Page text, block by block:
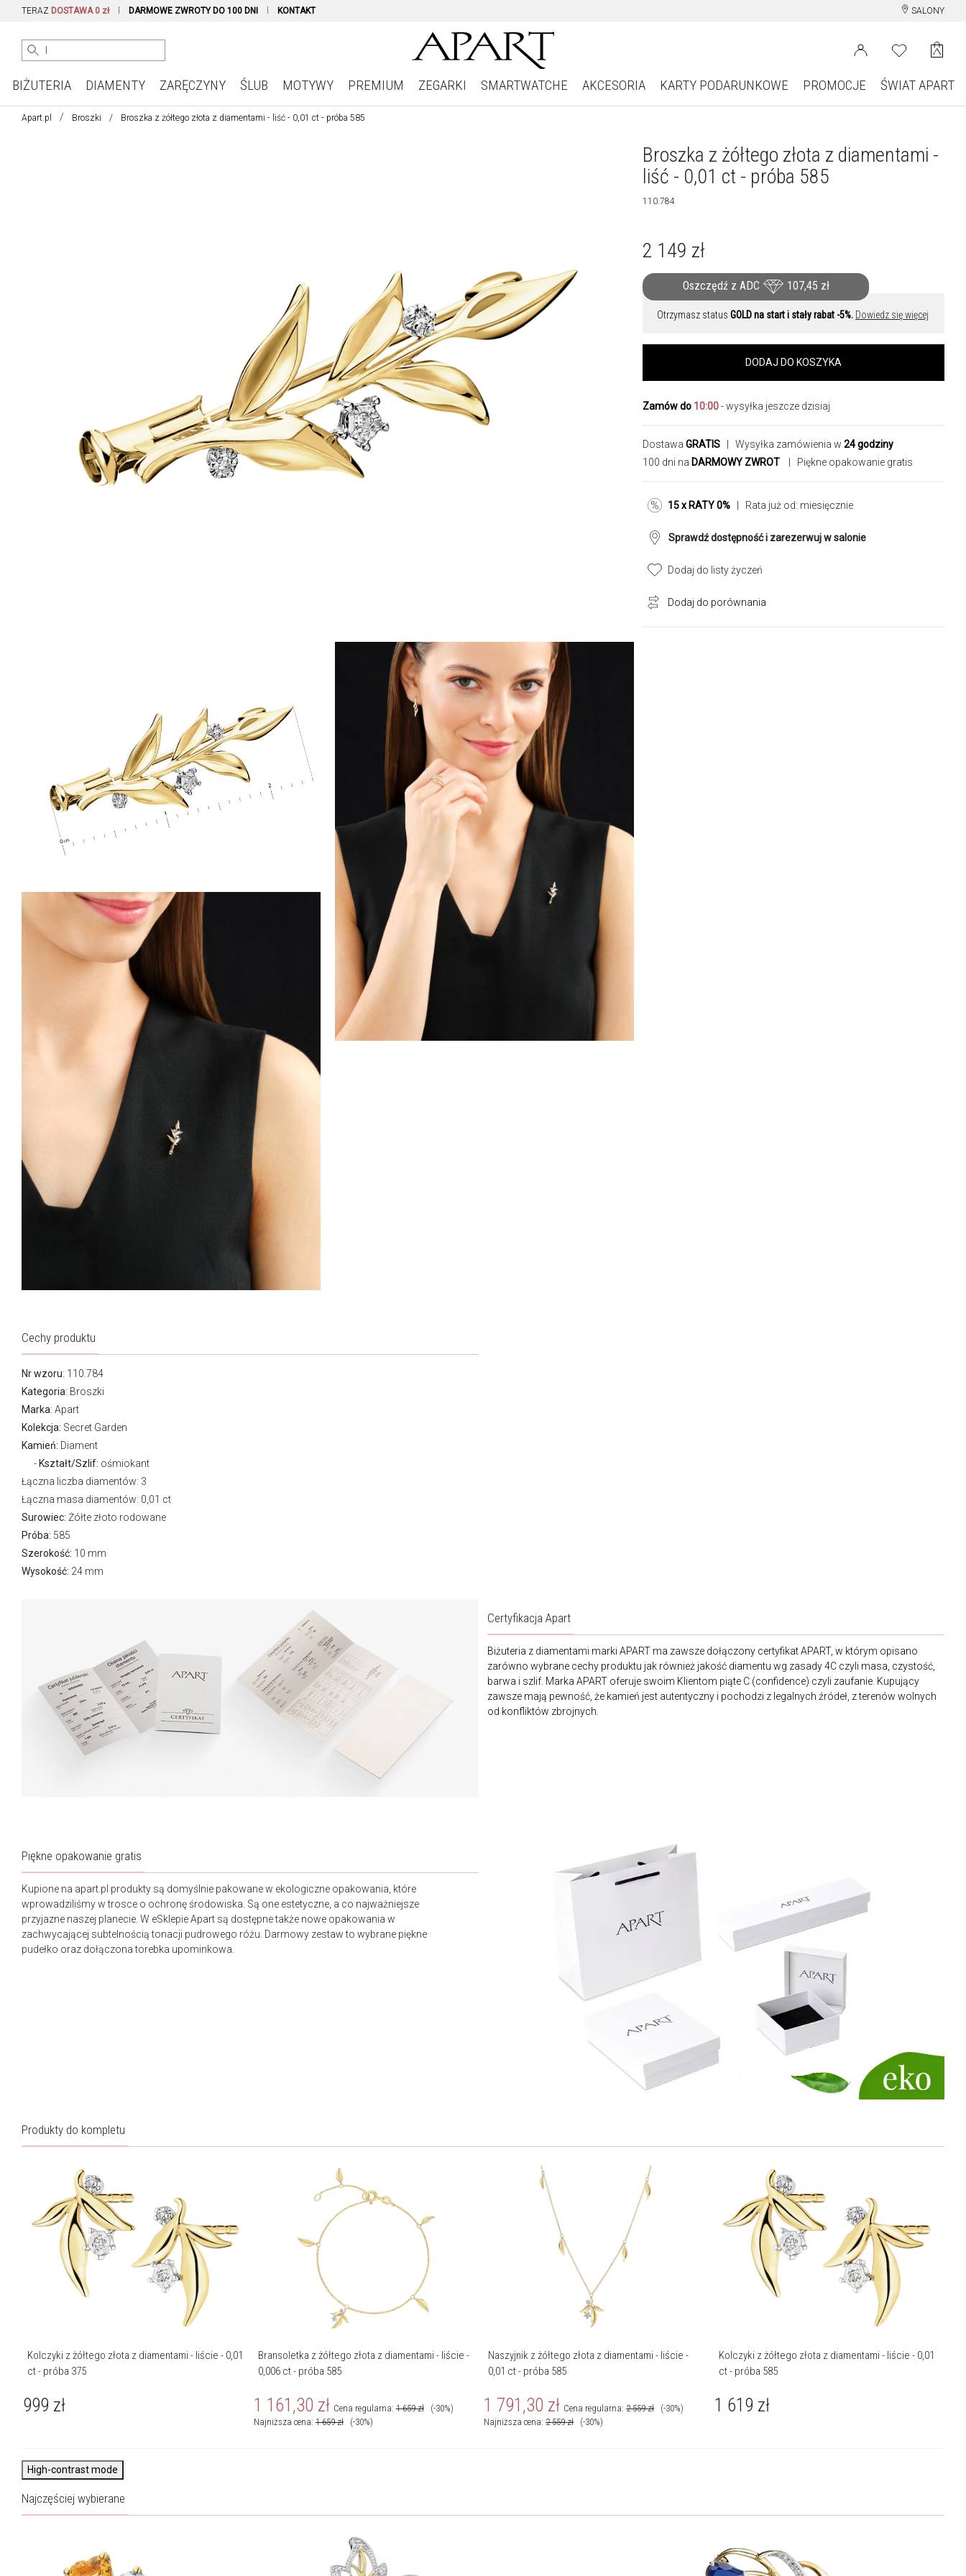
TERAZ DOSTAWA 0 zł DARMOWE ZWROTY DO 100 DNI KONTAKT SALONY
BIŻUTERIA DIAMENTY ZARĘCZYNY ŚLUB MOTYWY PREMIUM ZEGARKI SMARTWATCHE AKCESORIA KARTY PODARUNKOWE PROMOCJE ŚWIAT APART
Apart.pl Broszki Broszka z żółtego złota z diamentami - liść - 0,01 ct - próba 585
Broszka z żółtego złota z diamentami -
liść - 0,01 ct - próba 585
110.784
2 149 zł
Oszczędź z ADC 107,45 zł
Otrzymasz status GOLD na start i stały rabat -5%. Dowiedz się więcej
DODAJ DO KOSZYKA
Zamów do 10:00- wysyłka jeszcze dzisiaj
Dostawa GRATIS | Wysyłka zamówienia w 24 godziny
100 dni na DARMOWY ZWROT | Piękne opakowanie gratis
15 x RATY 0% | Rata już od: miesięcznie
Sprawdź dostępność i zarezerwuj w salonie
Dodaj do listy życzeń
Dodaj do porównania
Cechy produktu
Nr wzoru: 110.784
Kategoria: Broszki
Marka: Apart
Kolekcja: Secret Garden
Kamień: Diament
Kształt/Szlif: ośmiokant
Łączna liczba diamentów: 3
Łączna masa diamentów: 0,01 ct
Surowiec: Żółte złoto rodowane
Próba: 585
Szerokość: 10 mm
Wysokość: 24 mm
Certyfikacja Apart
Biżuteria z diamentami marki APART ma zawsze dołączony certyfikat APART, w którym opisano
zarówno wybrane cechy produktu jak również jakość diamentu wg zasady 4C czyli masa, czystość,
barwa i szlif. Marka APART oferuje swoim Klientom piąte C (confidence) czyli zaufanie. Kupujący
zawsze mają pewność, że kamień jest autentyczny i pochodzi z legalnych źródeł, z terenów wolnych
od konfliktów zbrojnych.
Piękne opakowanie gratis
Kupione na apart.pl produkty są domyślnie pakowane w ekologiczne opakowania, które
wprowadziliśmy w trosce o ochronę środowiska. Są one estetyczne, a co najważniejsze
przyjazne naszej planecie. W eSklepie Apart są dostępne także nowe opakowania w
zachwycającej subtelnością tonacji pudrowego różu. Darmowy zestaw to wybrane piękne
pudełko oraz dołączona torebka upominkowa.
Produkty do kompletu
Kolczyki z żółtego złota z diamentami - liście - 0,01
ct - próba 375
999 zł
Bransoletka z żółtego złota z diamentami - liście -
0,006 ct - próba 585
1 161,30 zł Cena regularna:1 659 zł
(-30%)
Najniższa cena:1 659 zł (-30%)
Naszyjnik z żółtego złota z diamentami - liście -
0,01 ct - próba 585
1 791,30 zł Cena regularna:2 559 zł
(-30%)
Najniższa cena:2 559 zł (-30%)
Kolczyki z żółtego złota z diamentami - liście - 0,01
ct - próba 585
1 619 zł
High-contrast mode
Najczęściej wybierane